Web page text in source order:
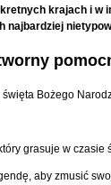
krajach i w
najbardziej
święta Bożego
grasuje w
aby zmusić